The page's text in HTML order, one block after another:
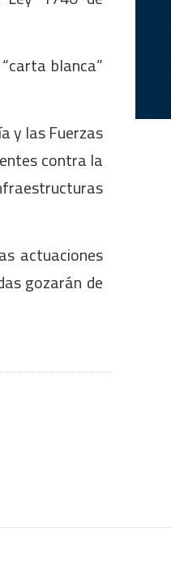
blanca”
y las Fuerzas
contra la
actuaciones
gozarán de